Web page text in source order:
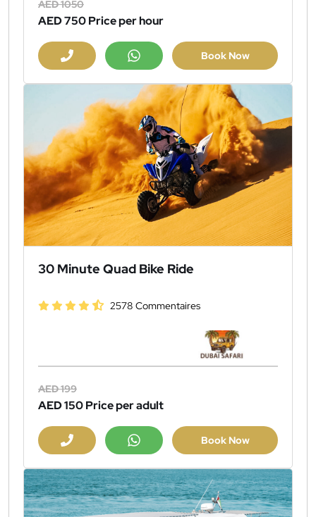
AED 1050
AED 750Price per hour
Book Now
30 Minute Quad Bike Ride
2578 Commentaires
AED 199
AED 150Price per adult
Book Now